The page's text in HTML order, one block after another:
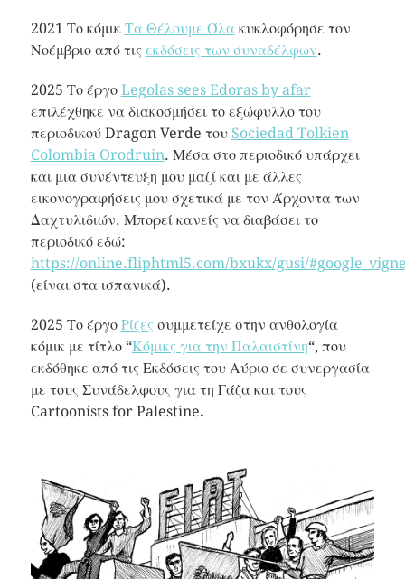
2021 Το κόμικ Τα Θέλουμε Όλακυκλοφόρησε τον
Νοέμβριο από τις εκδόσεις των συναδέλφων.
2025 Το έργο Legolas sees Edoras by afar
επιλέχθηκε να διακοσμήσει το εξώφυλλο του
περιοδικού Dragon Verde του Sociedad Tolkien
Colombia Orodruin. Μέσα στο περιοδικό υπάρχει
και μια συνέντευξη μου μαζί και με άλλες
εικονογραφήσεις μου σχετικά με τον Άρχοντα των
Δαχτυλιδιών. Μπορεί κανείς να διαβάσει το
περιοδικό εδώ:
https://online.fliphtml5.com/bxukx/gusi/
(είναι στα ισπανικά).
2025 Το έργο Ρίζες συμμετείχε στην ανθολογία
κόμικ με τίτλο “Κόμικς για την Παλαιστίνη“, που
εκδόθηκε από τις Εκδόσεις του Αύριο σε συνεργασία
με τους Συνάδελφους για τη Γάζα και τους
Cartoonists for Palestine.